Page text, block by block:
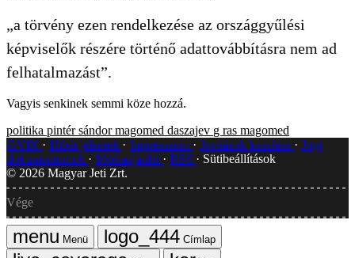
„a törvény ezen rendelkezése az országgyűlési
képviselők részére történő adattovábbításra nem ad
felhatalmazást”.
Vagyis senkinek semmi köze hozzá.
politika pintér sándor magomed daszajev g ras magomed
GYIK
Hibát jelentek Impresszum Javítások kezelése
Jogi
dokumentumok
Médiaajánlat RSS
Sütibeállítások
© 2026 Magyar Jeti Zrt.
Vége
Menü
Címlap